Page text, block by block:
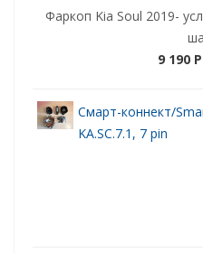
Фаркоп Kia Soul 2019-
9 190 P
Смарт-коннект/
KA.SC.7.1, 7 pin